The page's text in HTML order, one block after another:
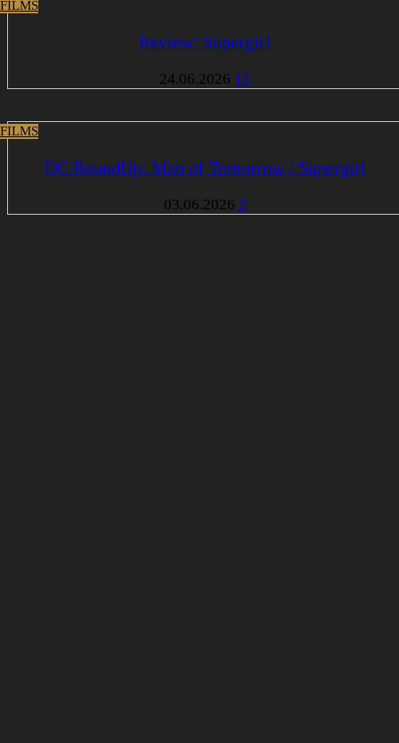
Review: Supergirl
24.06.2026 12
DC RoundUp: Man of Tomorrow / Supergirl
03.06.2026 7